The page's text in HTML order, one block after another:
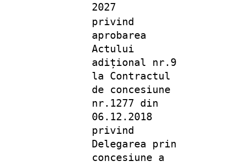
2027
privind
aprobarea
Actului
adițional nr.9
la Contractul
de concesiune
nr.1277 din
06.12.2018
privind
Delegarea prin
concesiune a